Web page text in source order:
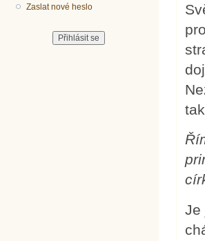
Zaslat nové heslo
Je